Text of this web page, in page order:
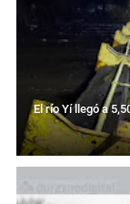
El río Yí llegó a